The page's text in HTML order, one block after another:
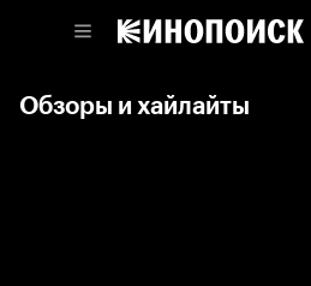
Обзоры и хайлайты